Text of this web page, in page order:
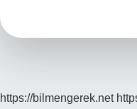
https://bilmengerek.net